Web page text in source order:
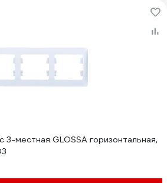
местная GLOSSA горизонтальная,